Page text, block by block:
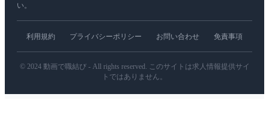
い。
利用規約 プライバシーポリシー お問い合わせ 免責事項
© 2024 動画で職結び - All rights reserved. このサイトは求人情報提供サイ
トではありません。